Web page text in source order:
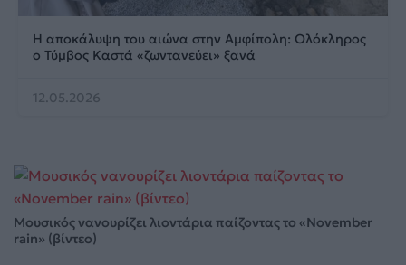
Η αποκάλυψη του αιώνα στην Αμφίπολη: Ολόκληρος
ο Τύμβος Καστά «ζωντανεύει» ξανά
12.05.2026
Μουσικός νανουρίζει λιοντάρια παίζοντας το «November
rain» (βίντεο)